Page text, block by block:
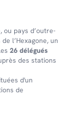
pays d’outre-
l’Hexa­gone, un
26 délégués
des stations
d'un
de